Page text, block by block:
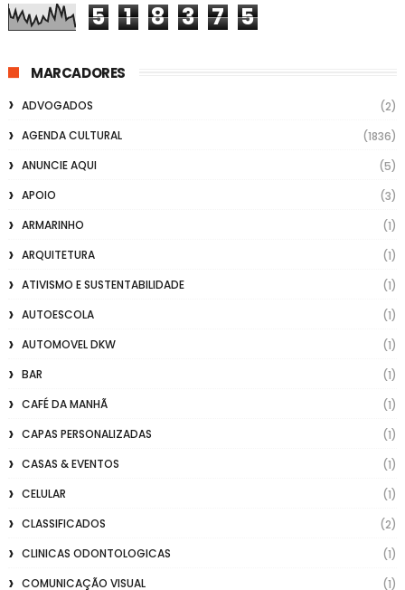
5 1 8 3 7 5
MARCADORES
ADVOGADOS
(2)
AGENDA CULTURAL
(1836)
ANUNCIE AQUI
(5)
APOIO
(3)
ARMARINHO
(1)
ARQUITETURA
(1)
ATIVISMO E SUSTENTABILIDADE
(1)
AUTOESCOLA
(1)
AUTOMOVEL DKW
(1)
BAR
(1)
CAFÉ DA MANHÃ
(1)
CAPAS PERSONALIZADAS
(1)
CASAS & EVENTOS
(1)
CELULAR
(1)
CLASSIFICADOS
(2)
CLINICAS ODONTOLOGICAS
(1)
COMUNICAÇÃO VISUAL
(1)